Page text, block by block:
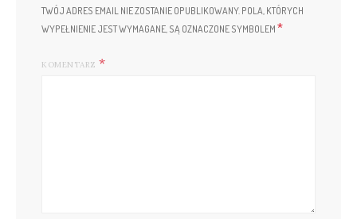
TWÓJ ADRES EMAIL NIE ZOSTANIE OPUBLIKOWANY. POLA, KTÓRYCH
WYPEŁNIENIE JEST WYMAGANE, SĄ OZNACZONE SYMBOLEM *
KOMENTARZ